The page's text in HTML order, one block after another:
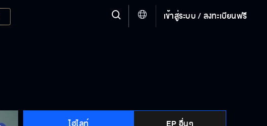
เข้าสู่ระบบ / ลงทะเบียนฟรี
ไม่อยากฟังเหรอแต่ฉันอยากเล่า